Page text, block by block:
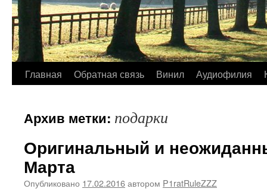
Главная Обратная связь Винил Аудиофилия
Архив метки: подарки
Оригинальный и
Марта
Опубликовано 17.02.2016автором P1ratRuleZZZ